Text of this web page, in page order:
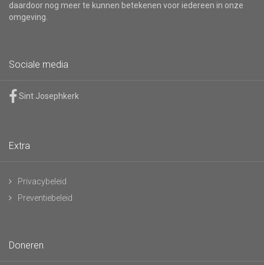
daardoor nog meer te kunnen betekenen voor iedereen in onze
omgeving.
Sociale media
Sint Josephkerk
Extra
Privacybeleid
Preventiebeleid
Doneren